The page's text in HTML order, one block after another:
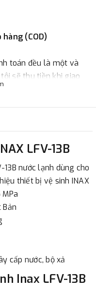
(COD)
toán đều là một và
sẽ thu tiền khi giao
một phần giá trị đơn
: 23 phố Cát Linh,
Nội.
địa điểm thanh toán
nội thành Hà Nội.
trị hàng + phí vận
sách vận chuyển
khi giao hàng.
chuyển tiền của quý
LFV-13B
nước lạnh dùng cho
thiết bị vệ sinh INAX
Bản
cấp nước, bộ xả
Inax LFV-13B